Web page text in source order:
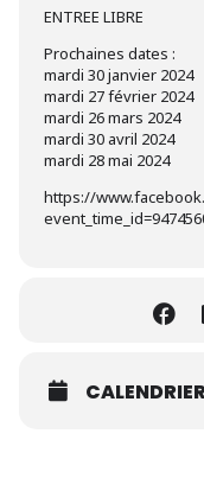
ENTREE LIBRE
Prochaines dates :
mardi 30 janvier 2024
mardi 27 février 2024
mardi 26 mars 2024
mardi 30 avril 2024
mardi 28 mai 2024
https://